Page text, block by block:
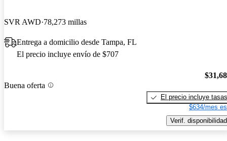
SVR AWD 78,273 millas
Entrega a domicilio desde Tampa, FL
El precio incluye envío de $707
Buena oferta
El precio incluye tasas
$634/mes
Verif. disponibilidad